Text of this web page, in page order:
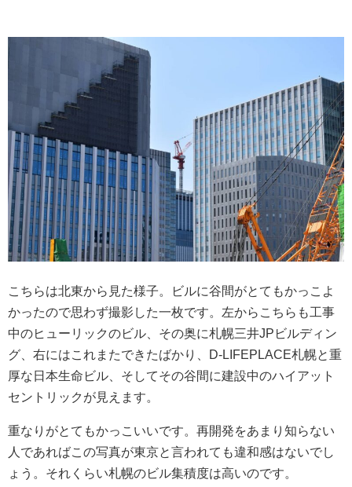
こちらは北東から見た様子。ビルに谷間がとてもかっこよ
かったので思わず撮影した一枚です。左からこちらも工事
中のヒューリックのビル、その奥に札幌三井JPビルディン
グ、右にはこれまたできたばかり、D-LIFEPLACE札幌と重
厚な日本生命ビル、そしてその谷間に建設中のハイアット
セントリックが見えます。
重なりがとてもかっこいいです。再開発をあまり知らない
人であればこの写真が東京と言われても違和感はないでし
ょう。それくらい札幌のビル集積度は高いのです。